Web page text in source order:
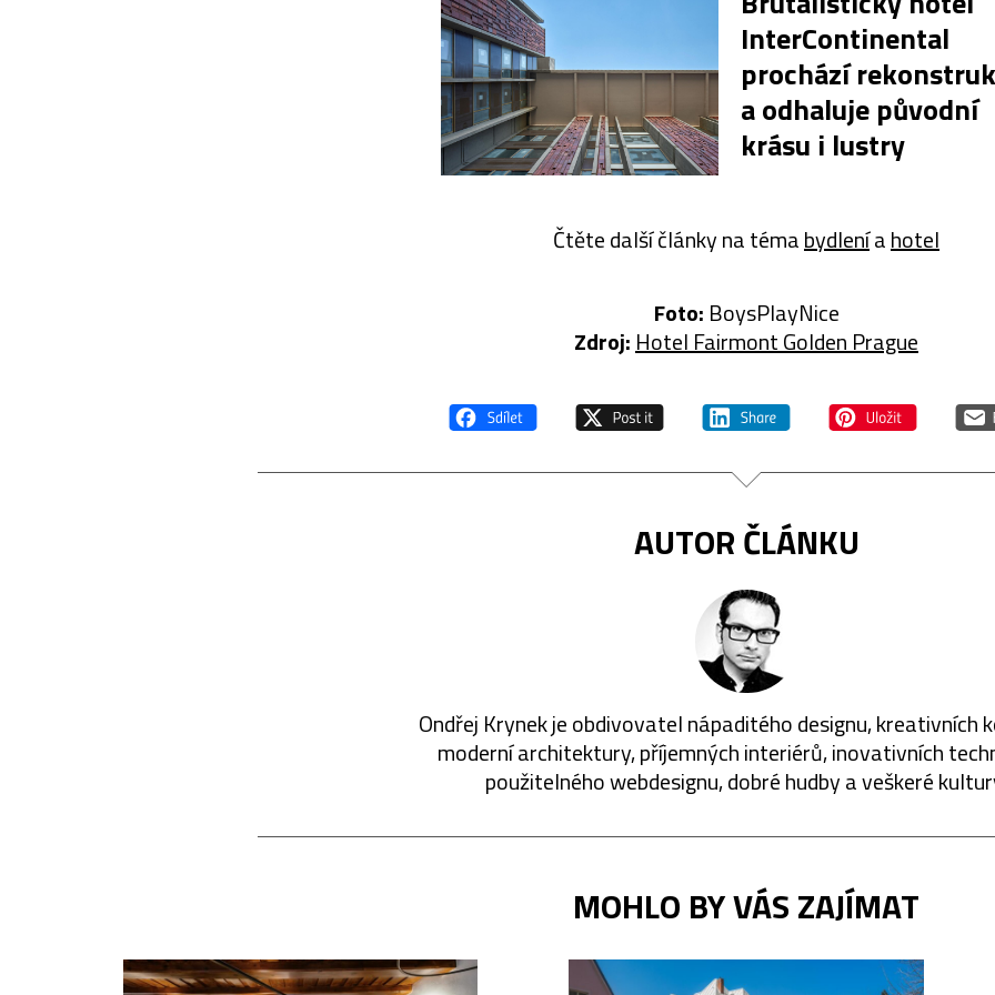
InterContinental
prochází
a odhaluje původní
krásu i lustry
Čtěte další články na témabydleníahotel
Foto: BoysPlayNice
Zdroj: Hotel Fairmont Golden Prague
AUTOR ČLÁNKU
Ondřej Krynek je obdivovatel nápaditého designu, kreativních
moderní architektury, příjemných interiérů, inovativních
použitelného webdesignu, dobré hudby a veškeré
MOHLO BY VÁS ZAJÍMAT